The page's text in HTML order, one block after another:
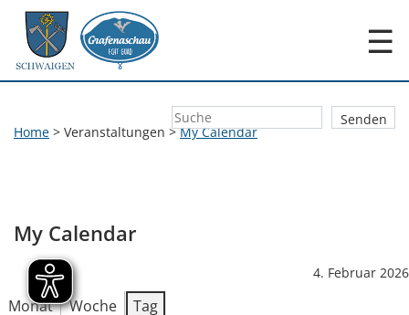
☰
Home > Veranstaltungen >My Calendar
My Calendar
4. Februar 2026
Monat Woche Tag